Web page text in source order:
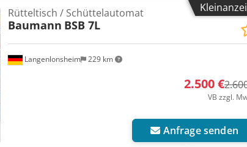
Langenlonsheim 229 km
Rütteltisch / Schüttelautomat
Baumann BSB 7L
2.500 €
VB zzgl.
Anfrage senden